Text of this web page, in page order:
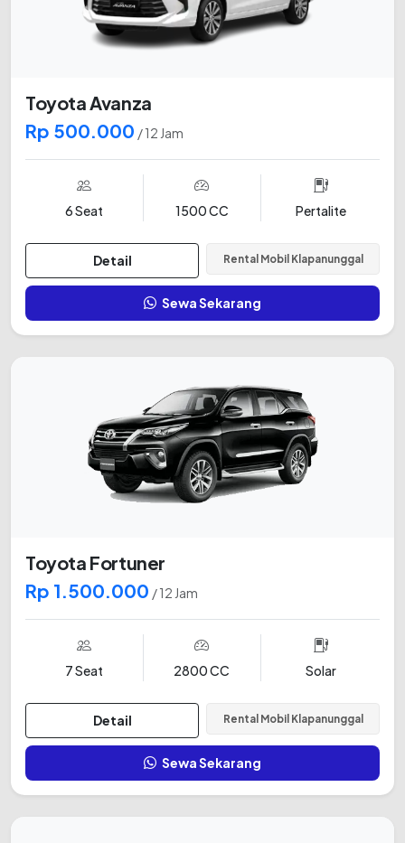
Toyota Avanza
Rp 500.000 / 12 Jam
6 Seat 1500 CC Pertalite
Detail Rental Mobil Klapanunggal
Sewa Sekarang
Toyota Fortuner
Rp 1.500.000 / 12 Jam
7 Seat 2800 CC Solar
Detail Rental Mobil Klapanunggal
Sewa Sekarang